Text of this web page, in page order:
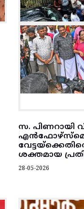
സ. പിണറായി
എന്‍ഫോഴ്‌സ്‌മെന്റ്‌
ശക്തമായ
28-05-2026